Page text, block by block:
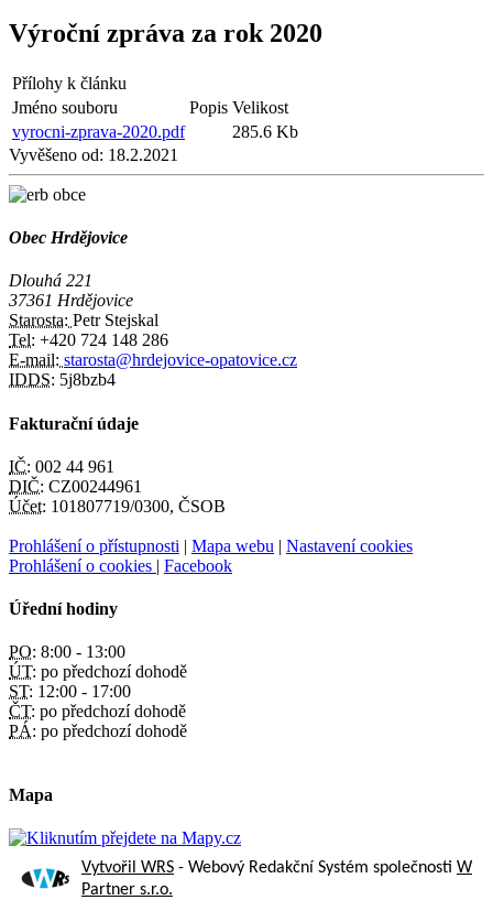
Výroční zpráva za rok 2020
Přílohy k článku
Jméno souboru
Popis Velikost
vyrocni-zprava-2020.pdf
285.6 Kb
Vyvěšeno od: 18.2.2021
Obec Hrdějovice
Dlouhá 221
37361 Hrdějovice
Starosta: Petr Stejskal
Tel: +420 724 148 286
E-mail: starosta@hrdejovice-opatovice.cz
IDDS: 5j8bzb4
Fakturační údaje
IČ: 002 44 961
DIČ: CZ00244961
Účet: 101807719/0300, ČSOB
Prohlášení o přístupnosti | Mapa webu | Nastavení cookies
Prohlášení o cookies | Facebook
Úřední hodiny
PO: 8:00 - 13:00
ÚT: po předchozí dohodě
ST: 12:00 - 17:00
ČT: po předchozí dohodě
PÁ: po předchozí dohodě
Mapa
Vytvořil WRS - Webový Redakční Systém společnosti W
Partner s.r.o.